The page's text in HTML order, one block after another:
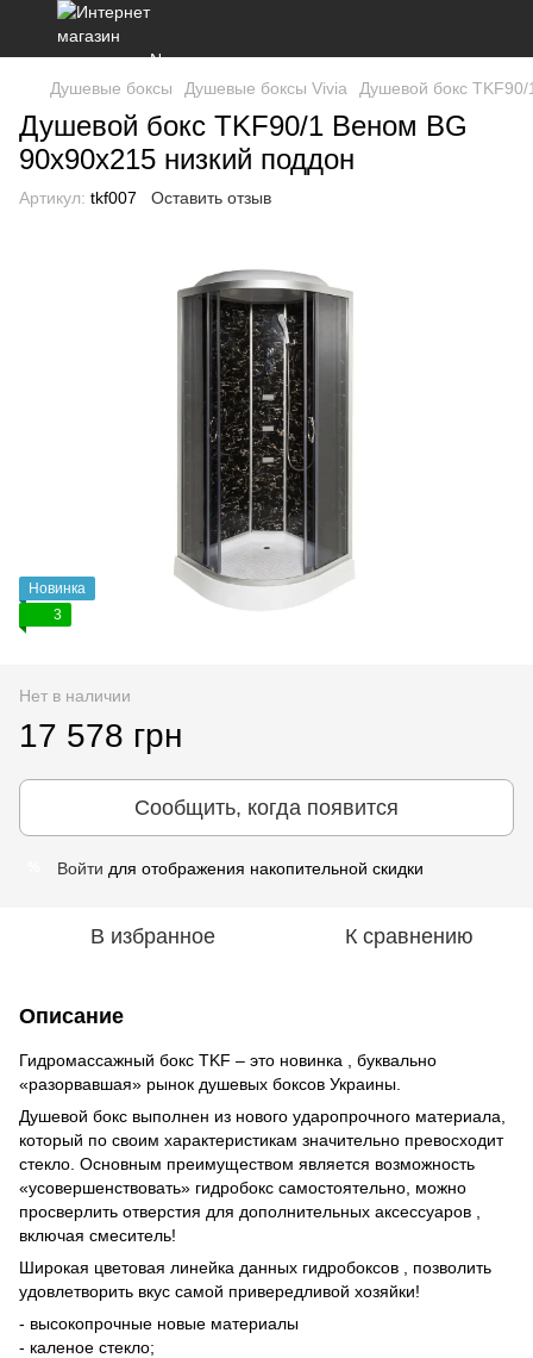
Душевые боксы Душевые боксы Vivia Душевой бокс
Душевой бокс TKF90/1 Веном BG
90x90x215 низкий поддон
Артикул: tkf007 Оставить отзыв
Новинка
3
Нет в наличии
17 578 грн
Сообщить, когда появится
Войти для отображения накопительной скидки
В избранное К сравнению
Описание
Гидромассажный бокс TKF – это новинка , буквально
«разорвавшая» рынок душевых боксов Украины.
Душевой бокс выполнен из нового ударопрочного материала,
который по своим характеристикам значительно превосходит
стекло. Основным преимуществом является возможность
«усовершенствовать» гидробокс самостоятельно, можно
просверлить отверстия для дополнительных аксессуаров ,
включая смеситель!
Широкая цветовая линейка данных гидробоксов , позволить
удовлетворить вкус самой привередливой хозяйки!
- высокопрочные новые материалы
- каленое стекло;